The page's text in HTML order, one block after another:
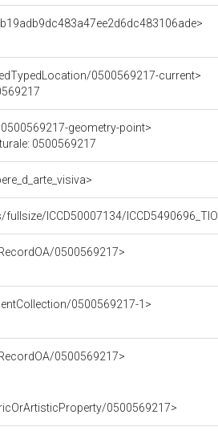
0500569217-current>
geometry-point>
0500569217
ICCD50007134/
0500569217>
0500569217-1>
0500569217>
0500569217>